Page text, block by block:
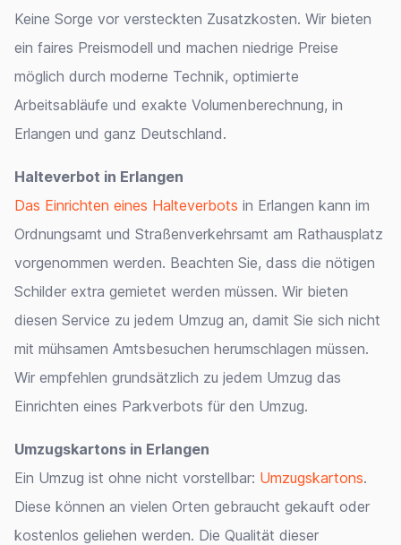
Keine Sorge vor versteckten Zusatzkosten. Wir bieten
ein faires Preismodell und machen niedrige Preise
möglich durch moderne Technik, optimierte
Arbeitsabläufe und exakte Volumenberechnung, in
Erlangen und ganz Deutschland.
Halteverbot in Erlangen
Das Einrichten eines Halteverbots in Erlangen kann im
Ordnungsamt und Straßenverkehrsamt am Rathausplatz
vorgenommen werden. Beachten Sie, dass die nötigen
Schilder extra gemietet werden müssen. Wir bieten
diesen Service zu jedem Umzug an, damit Sie sich nicht
mit mühsamen Amtsbesuchen herumschlagen müssen.
Wir empfehlen grundsätzlich zu jedem Umzug das
Einrichten eines Parkverbots für den Umzug.
Umzugskartons in Erlangen
Ein Umzug ist ohne nicht vorstellbar: Umzugskartons.
Diese können an vielen Orten gebraucht gekauft oder
kostenlos geliehen werden. Die Qualität dieser